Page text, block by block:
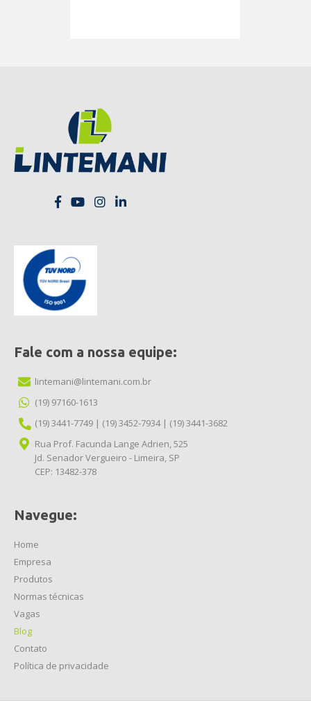
Fale com a nossa equipe:
lintemani@lintemani.com.br
(19) 97160-1613
(19) 3441-7749 | (19) 3452-7934| (19) 3441-3682
Rua Prof. Facunda Lange Adrien, 525
Jd. Senador Vergueiro - Limeira, SP
CEP: 13482-378
Navegue:
Home
Empresa
Produtos
Normas técnicas
Vagas
Blog
Contato
Política de privacidade